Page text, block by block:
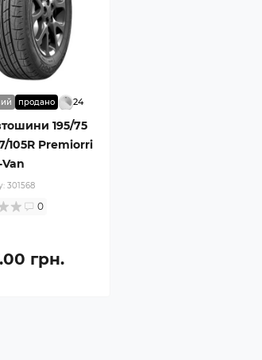
продано 24
195/75
105R Premiorri
301568
0
грн.